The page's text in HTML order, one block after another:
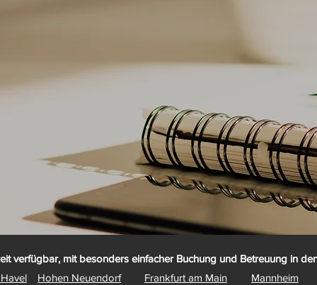
verfügbar, mit besonders einfacher Buchung und Betreuung in
Hohen Neuendorf Frankfurt am Main Mannheim